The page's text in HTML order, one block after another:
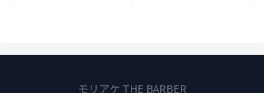
モリアケ THE BARBER